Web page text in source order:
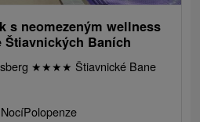
s neomezeným wellness
Baních
★★★★ Štiavnické Bane
Polopenze